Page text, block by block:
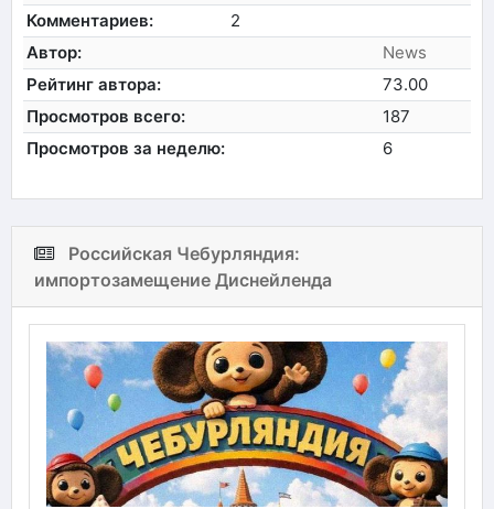
Комментариев:
2
Автор:
News
Рейтинг автора:
73.00
Просмотров всего:
187
Просмотров за неделю:
6
Российская Чебурляндия:
импортозамещение Диснейленда